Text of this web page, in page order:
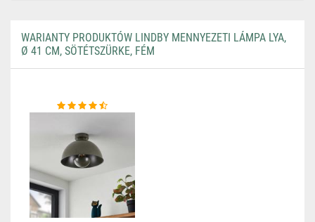
WARIANTY PRODUKTÓW LINDBY MENNYEZETI LÁMPA LYA,
Ø 41 CM, SÖTÉTSZÜRKE, FÉM